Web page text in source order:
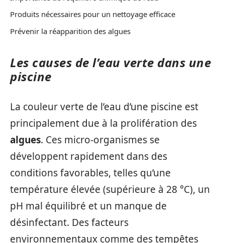
Produits nécessaires pour un nettoyage efficace
Prévenir la réapparition des algues
Les causes de l’eau verte dans une
piscine
La couleur verte de l’eau d’une piscine est
principalement due à la prolifération des
algues. Ces micro-organismes se
développent rapidement dans des
conditions favorables, telles qu’une
température élevée (supérieure à 28 °C), un
pH mal équilibré et un manque de
désinfectant. Des facteurs
environnementaux comme des tempêtes